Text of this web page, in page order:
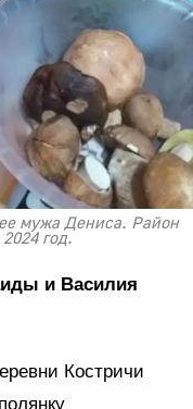
мужа Дениса. Район
год.
и Василия
Костричи